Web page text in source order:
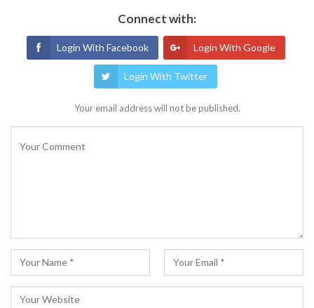
Connect with:
Login With Facebook Login With Google
Login With Twitter
Your email address will not be published.